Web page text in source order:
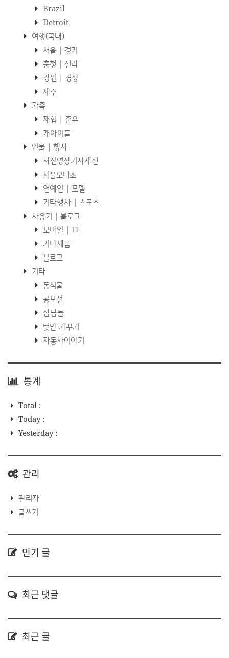
Brazil
Detroit
여행(국내)
서울 | 경기
충청 | 전라
강원 | 경상
제주
가족
재협 | 준우
개아이들
인물 | 행사
사진영상기자재전
서울모터쇼
연예인 | 모델
기타행사 | 스포츠
사용기 | 블로그
모바일 | IT
기타제품
블로그
기타
동식물
공모전
잡담들
텃밭 가꾸기
자동차이야기
통계
Total :
Today :
Yesterday :
관리
관리자
글쓰기
인기 글
최근 댓글
최근 글